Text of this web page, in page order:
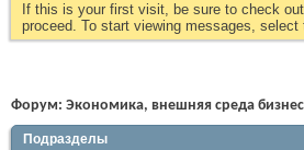
If this is your first visit, be sure to check
proceed. To start viewing messages,
Форум: Экономика, внешняя среда
Подразделы